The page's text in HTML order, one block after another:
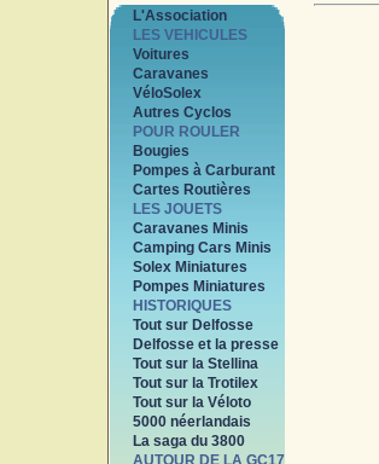
L'Association
LES VEHICULES
Voitures
Caravanes
VéloSolex
Autres Cyclos
POUR ROULER
Bougies
Pompes à Carburant
Cartes Routières
LES JOUETS
Caravanes Minis
Camping Cars Minis
Solex Miniatures
Pompes Miniatures
HISTORIQUES
Tout sur Delfosse
Delfosse et la presse
Tout sur la Stellina
Tout sur la Trotilex
Tout sur la Véloto
5000 néerlandais
La saga du 3800
AUTOUR DE LA GC17